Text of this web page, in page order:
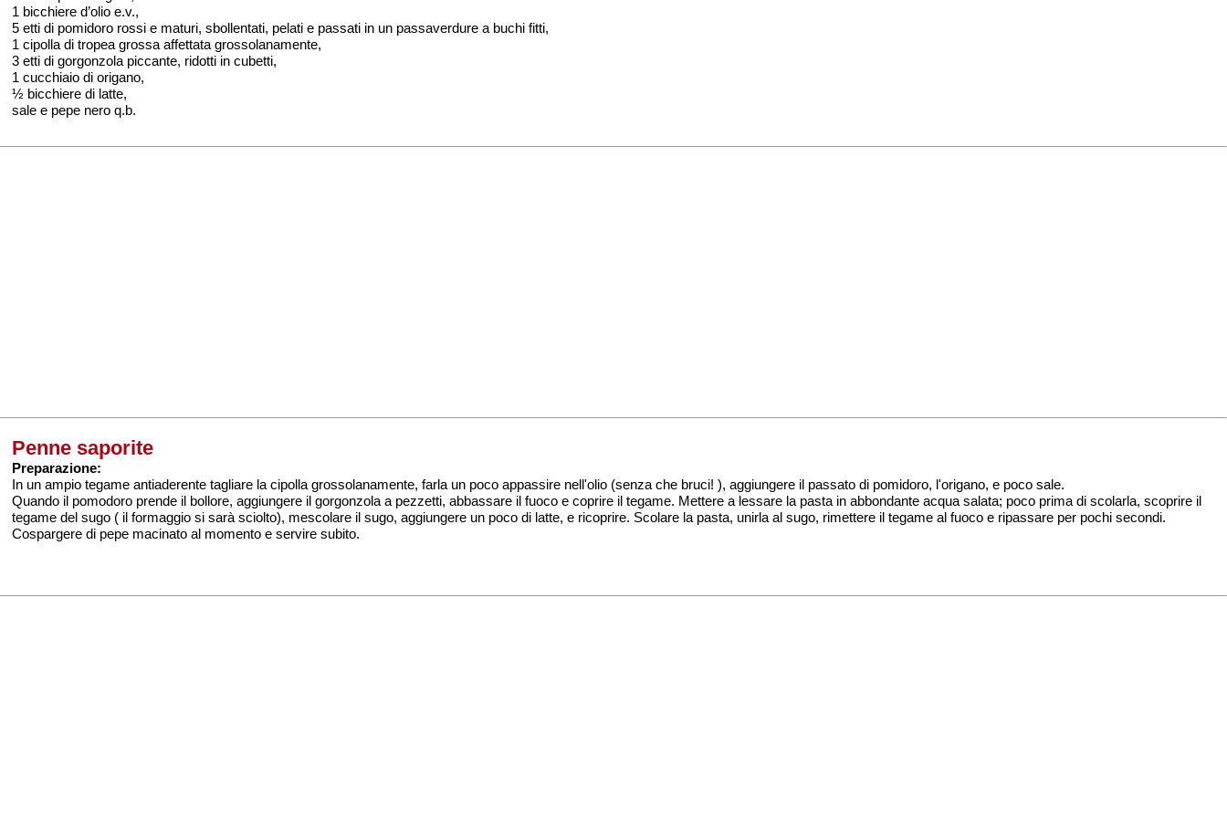
1 bicchiere d’olio e.v.,
5 etti di pomidoro rossi e maturi, sbollentati, pelati e passati in un passaverdure a buchi fitti,
1 cipolla di tropea grossa affettata grossolanamente,
3 etti di gorgonzola piccante, ridotti in cubetti,
1 cucchiaio di origano,
½ bicchiere di latte,
sale e pepe nero q.b.
Penne saporite
Preparazione:
In un ampio tegame antiaderente tagliare la cipolla grossolanamente, farla un poco appassire nell'olio (senza che bruci! ), aggiungere il passato di pomidoro, l'origano, e poco sale.
Quando il pomodoro prende il bollore, aggiungere il gorgonzola a pezzetti, abbassare il fuoco e coprire il tegame. Mettere a lessare la pasta in abbondante acqua salata; poco prima di scolarla, scoprire il
tegame del sugo ( il formaggio si sarà sciolto), mescolare il sugo, aggiungere un poco di latte, e ricoprire. Scolare la pasta, unirla al sugo, rimettere il tegame al fuoco e ripassare per pochi secondi.
Cospargere di pepe macinato al momento e servire subito.